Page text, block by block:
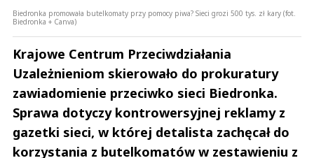
Biedronka promowała butelkomaty przy pomocy piwa? Sieci grozi 500 tys. zł kary (fot.
Biedronka + Canva)
Krajowe Centrum Przeciwdziałania
Uzależnieniom skierowało do prokuratury
zawiadomienie przeciwko sieci Biedronka.
Sprawa dotyczy kontrowersyjnej reklamy z
gazetki sieci, w której detalista zachęcał do
korzystania z butelkomatów w zestawieniu z